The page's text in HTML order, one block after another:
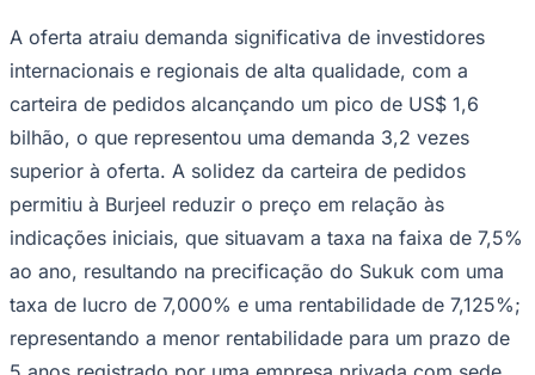
Panorama Econômico
Panorama Econômico
Para Sua Empresa
Anuncie no Portal
Verificar Empresa Novo
Anunciar Vagas
Novo
Publicidade Legal
NBA
NFL
Fórmula 1
Tênis (ATP)
MLB
A oferta atraiu demanda significativa de investidores
internacionais e regionais de alta qualidade, com a
carteira de pedidos alcançando um pico de US$ 1,6
bilhão, o que representou uma demanda 3,2 vezes
superior à oferta. A solidez da carteira de pedidos
permitiu à Burjeel reduzir o preço em relação às
indicações iniciais, que situavam a taxa na faixa de 7,5%
ao ano, resultando na precificação do Sukuk com uma
taxa de lucro de 7,000% e uma rentabilidade de 7,125%;
representando a menor rentabilidade para um prazo de